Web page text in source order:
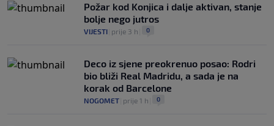
Požar kod Konjica i dalje aktivan, stanje
bolje nego jutros
VIJESTI prije 3 h 0
Deco iz sjene preokrenuo posao: Rodri
bio bliži Real Madridu, a sada je na
korak od Barcelone
NOGOMET prije 1 h 0